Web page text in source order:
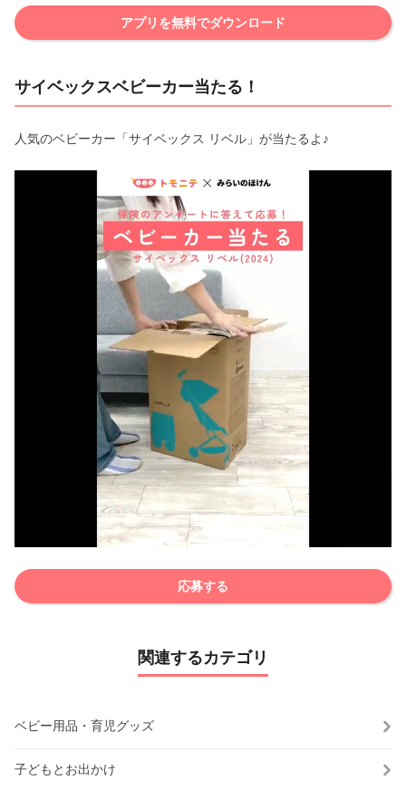
アプリを無料でダウンロード
サイベックスベビーカー当たる！
人気のベビーカー「サイベックス リベル」が当たるよ♪
応募する
関連するカテゴリ
ベビー用品・育児グッズ
子どもとお出かけ